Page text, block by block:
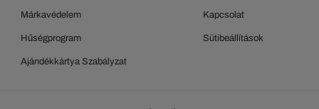
Márkavédelem
Hűségprogram
Ajándékkártya Szabályzat
Kapcsolat
Sütibeállítások